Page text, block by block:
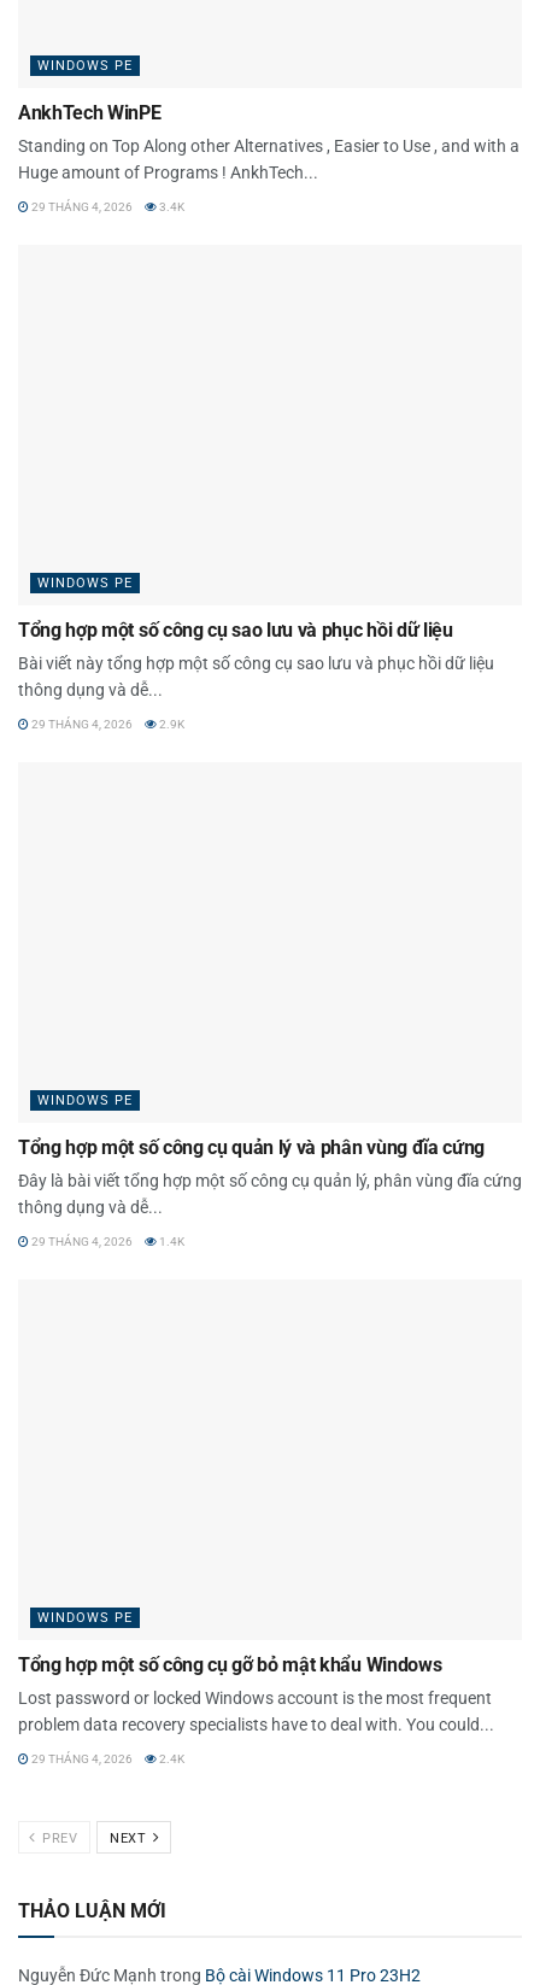
WINDOWS PE
AnkhTech WinPE
Standing on Top Along other Alternatives , Easier to Use , and with a
Huge amount of Programs ! AnkhTech...
29 THÁNG 4, 2026 3.4K
WINDOWS PE
Tổng hợp một số công cụ sao lưu và phục hồi dữ liệu
Bài viết này tổng hợp một số công cụ sao lưu và phục hồi dữ liệu
thông dụng và dễ...
29 THÁNG 4, 2026 2.9K
WINDOWS PE
Tổng hợp một số công cụ quản lý và phân vùng đĩa cứng
Đây là bài viết tổng hợp một số công cụ quản lý, phân vùng đĩa cứng
thông dụng và dễ...
29 THÁNG 4, 2026 1.4K
WINDOWS PE
Tổng hợp một số công cụ gỡ bỏ mật khẩu Windows
Lost password or locked Windows account is the most frequent
problem data recovery specialists have to deal with. You could...
29 THÁNG 4, 2026 2.4K
PREV NEXT
THẢO LUẬN MỚI
Nguyễn Đức Mạnh trong Bộ cài Windows 11 Pro 23H2